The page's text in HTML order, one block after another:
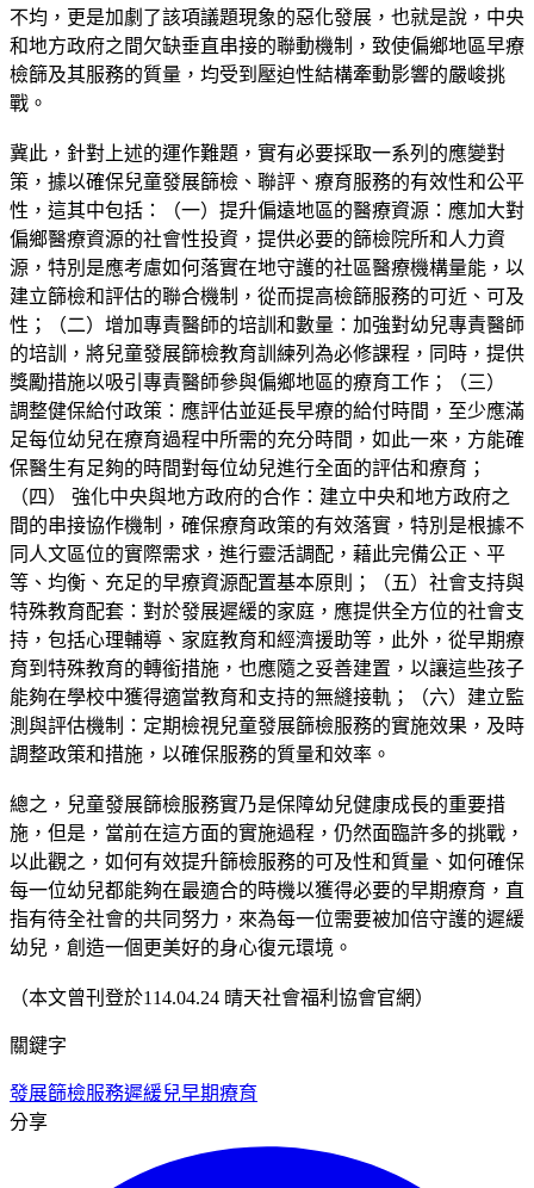
不均，更是加劇了該項議題現象的惡化發展，也就是說，中央
和地方政府之間欠缺垂直串接的聯動機制，致使偏鄉地區早療
檢篩及其服務的質量，均受到壓迫性結構牽動影響的嚴峻挑
戰。
冀此，針對上述的運作難題，實有必要採取一系列的應變對
策，據以確保兒童發展篩檢、聯評、療育服務的有效性和公平
性，這其中包括：（一）提升偏遠地區的醫療資源：應加大對
偏鄉醫療資源的社會性投資，提供必要的篩檢院所和人力資
源，特別是應考慮如何落實在地守護的社區醫療機構量能，以
建立篩檢和評估的聯合機制，從而提高檢篩服務的可近、可及
性；（二）增加專責醫師的培訓和數量：加強對幼兒專責醫師
的培訓，將兒童發展篩檢教育訓練列為必修課程，同時，提供
獎勵措施以吸引專責醫師參與偏鄉地區的療育工作；（三）
調整健保給付政策：應評估並延長早療的給付時間，至少應滿
足每位幼兒在療育過程中所需的充分時間，如此一來，方能確
保醫生有足夠的時間對每位幼兒進行全面的評估和療育；
（四） 強化中央與地方政府的合作：建立中央和地方政府之
間的串接協作機制，確保療育政策的有效落實，特別是根據不
同人文區位的實際需求，進行靈活調配，藉此完備公正、平
等、均衡、充足的早療資源配置基本原則；（五）社會支持與
特殊教育配套：對於發展遲緩的家庭，應提供全方位的社會支
持，包括心理輔導、家庭教育和經濟援助等，此外，從早期療
育到特殊教育的轉銜措施，也應隨之妥善建置，以讓這些孩子
能夠在學校中獲得適當教育和支持的無縫接軌；（六）建立監
測與評估機制：定期檢視兒童發展篩檢服務的實施效果，及時
調整政策和措施，以確保服務的質量和效率。
總之，兒童發展篩檢服務實乃是保障幼兒健康成長的重要措
施，但是，當前在這方面的實施過程，仍然面臨許多的挑戰，
以此觀之，如何有效提升篩檢服務的可及性和質量、如何確保
每一位幼兒都能夠在最適合的時機以獲得必要的早期療育，直
指有待全社會的共同努力，來為每一位需要被加倍守護的遲緩
幼兒，創造一個更美好的身心復元環境。
（本文曾刊登於114.04.24 晴天社會福利協會官網）
關鍵字
發展篩檢服務遲緩兒早期療育
分享